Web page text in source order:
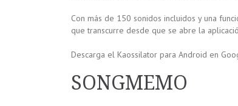
Con más de 150 sonidos incluidos y una
que transcurre desde que se abre la
Descarga el Kaossilator para Android en
SONGMEMO